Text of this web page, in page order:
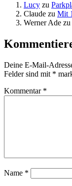
Lucy zu
Claude zu Mit
Werner Ade zu
Deine E-Mail-
Felder sind mit *
Kommentar *
Name *